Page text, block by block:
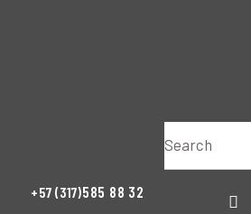
+57 (317)585 88 32